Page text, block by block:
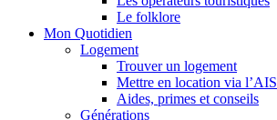
Le folklore
Mon Quotidien
Logement
Trouver un logement
Mettre en location via l’AIS
Aides, primes et conseils
Générations